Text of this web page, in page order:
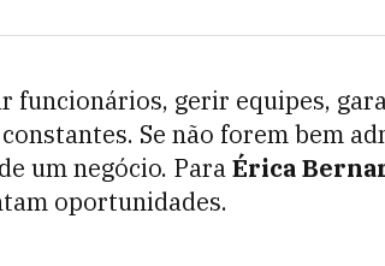
funcionários, gerir equipes,
Se não forem bem
um negócio. ParaÉrica
oportunidades.